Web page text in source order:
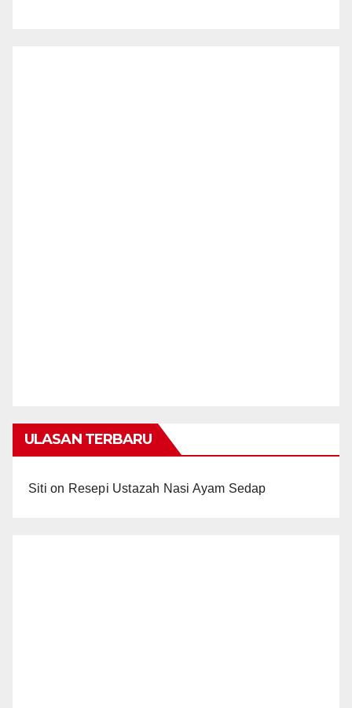
ULASAN TERBARU
Siti on Resepi Ustazah Nasi Ayam Sedap